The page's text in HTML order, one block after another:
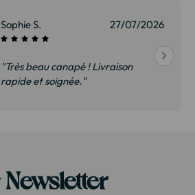
Sophie S. 27/07/2026
"Très beau canapé ! Livraison
rapide et soignée."
Newsletter